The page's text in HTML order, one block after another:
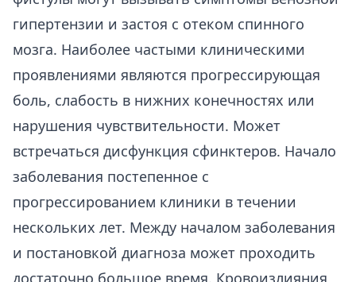
гипертензии и застоя с отеком спинного
мозга. Наиболее частыми клиническими
проявлениями являются прогрессирующая
боль, слабость в нижних конечностях или
нарушения чувствительности. Может
встречаться дисфункция сфинктеров. Начало
заболевания постепенное с
прогрессированием клиники в течении
нескольких лет. Между началом заболевания
и постановкой диагноза может проходить
достаточно большое время. Кровоизлияния